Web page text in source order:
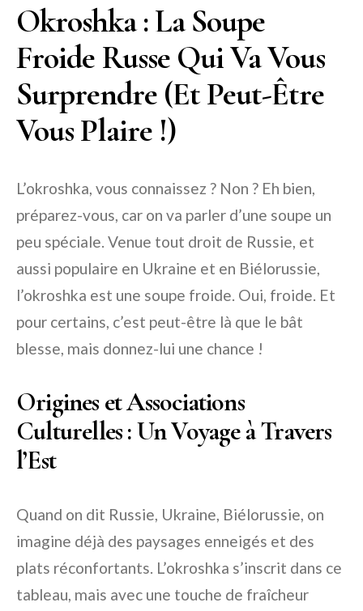
Okroshka : La Soupe
Froide Russe Qui Va Vous
Surprendre (Et Peut-Être
Vous Plaire !)
L’okroshka, vous connaissez ? Non ? Eh bien,
préparez-vous, car on va parler d’une soupe un
peu spéciale. Venue tout droit de Russie, et
aussi populaire en Ukraine et en Biélorussie,
l’okroshka est une soupe froide. Oui, froide. Et
pour certains, c’est peut-être là que le bât
blesse, mais donnez-lui une chance !
Origines et Associations
Culturelles : Un Voyage à Travers
l’Est
Quand on dit Russie, Ukraine, Biélorussie, on
imagine déjà des paysages enneigés et des
plats réconfortants. L’okroshka s’inscrit dans ce
tableau, mais avec une touche de fraîcheur